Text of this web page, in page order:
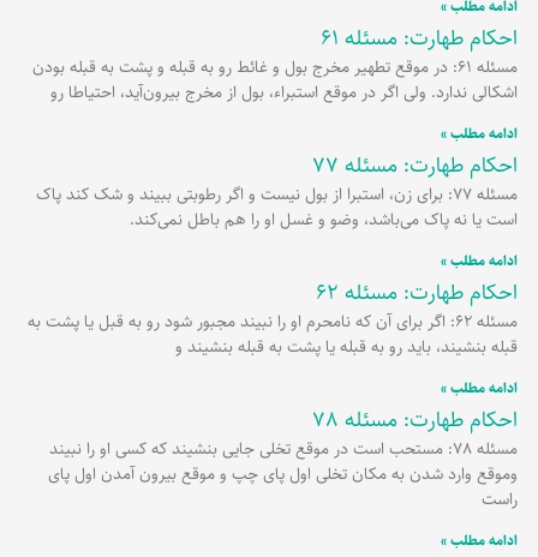
ادامه مطلب »
احکام طهارت: مسئله 61
مسئله 61: در موقع تطهیر مخرج بول و غائط رو به قبله و پشت به قبله بودن
اشکالی ندارد. ولی اگر در موقع استبراء، بول از مخرج بیرون‌آید، احتیاطا رو
ادامه مطلب »
احکام طهارت: مسئله 77
مسئله 77: برای زن، استبرا از بول نیست و اگر رطوبتی ببیند و شک کند پاک
است یا نه پاک می‌باشد، وضو و غسل او را هم باطل نمی‌کند.
ادامه مطلب »
احکام طهارت: مسئله 62
مسئله 62: اگر برای آن که نامحرم او را نبیند مجبور شود رو به قبل یا پشت به
قبله بنشیند، باید رو به قبله یا پشت به قبله بنشیند و
ادامه مطلب »
احکام طهارت: مسئله 78
مسئله 78: مستحب است در موقع تخلی جایی بنشیند که کسی او را نبیند
وموقع وارد شدن به مکان تخلی اول پای چپ و موقع بیرون آمدن اول پای
راست
ادامه مطلب »